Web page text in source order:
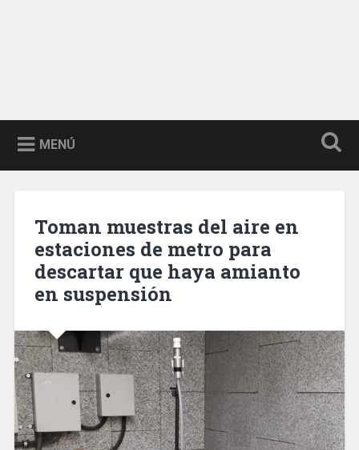
MENÚ
Toman muestras del aire en
estaciones de metro para
descartar que haya amianto
en suspensión